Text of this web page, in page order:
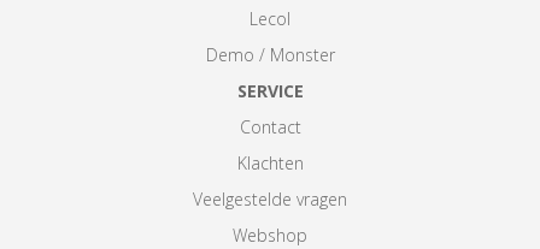
Lecol
Demo / Monster
SERVICE
Contact
Klachten
Veelgestelde vragen
Webshop